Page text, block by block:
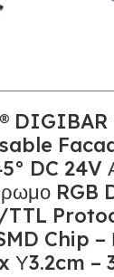
DIGIBAR
DC 24V
RGB
TTL
Chip –
–